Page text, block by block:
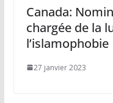
Canada:
chargée de la
l’islamophobie
27 janvier 2023